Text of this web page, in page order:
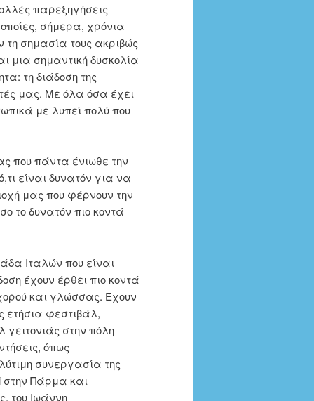
παρεξηγήσεις
σήμερα, χρόνια
σημασία τους ακριβώς
μια σημαντική δυσκολία
τη διάδοση της
μας. Με όλα όσα έχει
με λυπεί πολύ που
που πάντα ένιωθε την
είναι δυνατόν για να
μας που φέρνουν την
το δυνατόν πιο κοντά
Ιταλών που είναι
έχουν έρθει πιο κοντά
και γλώσσας. Έχουν
ετήσια φεστιβάλ,
στην πόλη
όπως
συνεργασία της
στην Πάρμα και
του Ιωάννη